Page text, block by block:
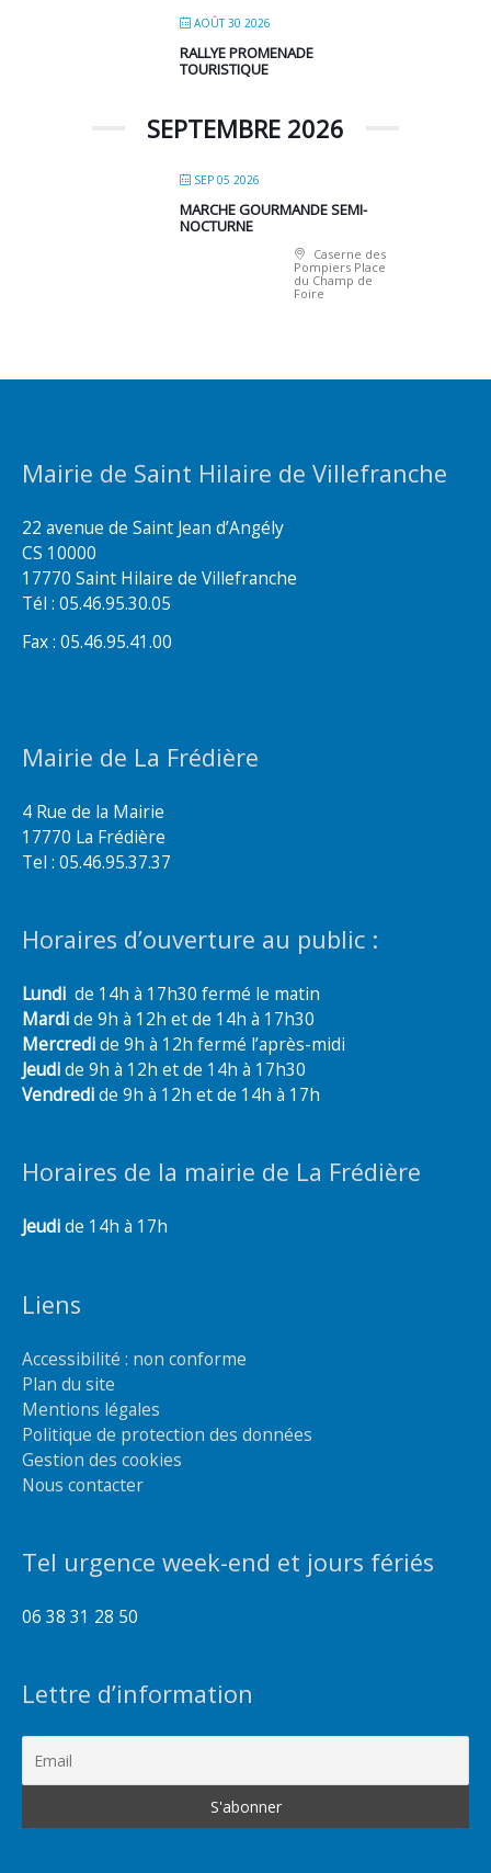
AOÛT 30 2026
RALLYE PROMENADE
TOURISTIQUE
SEPTEMBRE 2026
SEP 05 2026
MARCHE GOURMANDE SEMI-
NOCTURNE
Caserne des
Pompiers Place
du Champ de
Foire
Mairie de Saint Hilaire de Villefranche
22 avenue de Saint Jean d’Angély
CS 10000
17770 Saint Hilaire de Villefranche
Tél : 05.46.95.30.05
Fax : 05.46.95.41.00
Mairie de La Frédière
4 Rue de la Mairie
17770 La Frédière
Tel : 05.46.95.37.37
Horaires d’ouverture au public :
Lundi de 14h à 17h30 fermé le matin
Mardide 9h à 12h et de 14h à 17h30
Mercredide 9h à 12h fermé l’après-midi
Jeudide 9h à 12h et de 14h à 17h30
Vendredide 9h à 12h et de 14h à 17h
Horaires de la mairie de La Frédière
Jeudide 14h à 17h
Liens
Accessibilité : non conforme
Plan du site
Mentions légales
Politique de protection des données
Gestion des cookies
Nous contacter
Tel urgence week-end et jours fériés
06 38 31 28 50
Lettre d’information